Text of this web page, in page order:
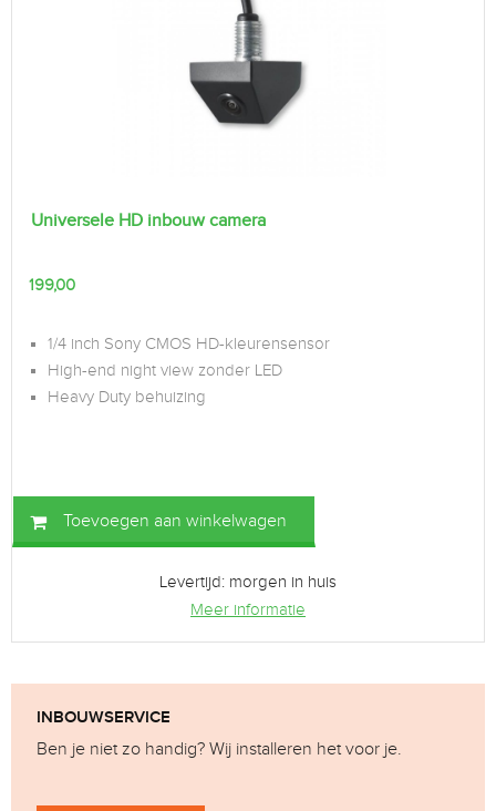
Universele HD inbouw camera
199,00
1/4 inch Sony CMOS HD-kleurensensor
High-end night view zonder LED
Heavy Duty behuizing
Toevoegen aan winkelwagen
Levertijd: morgen in huis
Meer informatie
INBOUWSERVICE
Ben je niet zo handig? Wij installeren het voor je.